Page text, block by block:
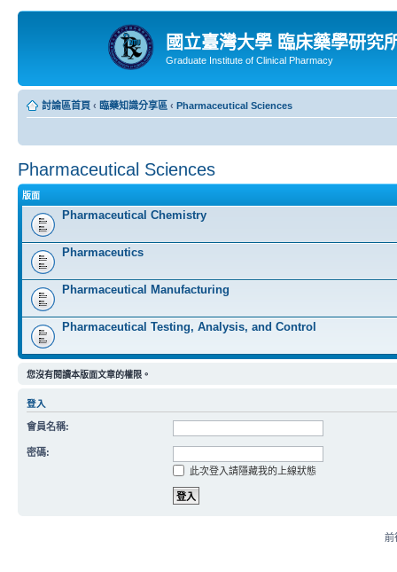
國立臺灣大學 臨床藥學研究
Graduate Institute of Clinical Pharmacy
討論區首頁 ‹ 臨藥知識分享區 ‹ Pharmaceutical Sciences
Pharmaceutical Sciences
版面
Pharmaceutical Chemistry
Pharmaceutics
Pharmaceutical Manufacturing
Pharmaceutical Testing, Analysis, and Control
您沒有閱讀本版面文章的權限。
登入
會員名稱:
密碼:
此次登入請隱藏我的上線狀態
前